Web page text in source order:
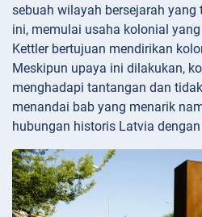
sebuah wilayah bersejarah
ini, memulai usaha kolonial
Kettler bertujuan mendirikan
Meskipun upaya ini dilakukan,
menghadapi tantangan dan
menandai bab yang menarik
hubungan historis Latvia